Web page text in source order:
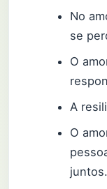
No
se
O
A
O
juntos.